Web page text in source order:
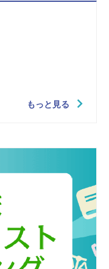
もっと見る